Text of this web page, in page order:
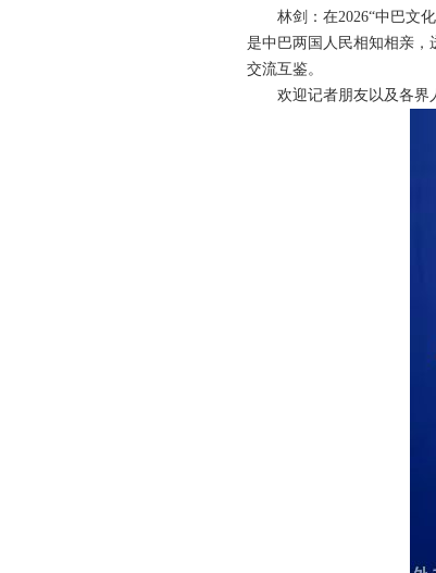
林剑：在2026“中巴文
是中巴两国人民相知相亲
交流互鉴。
欢迎记者朋友以及各界